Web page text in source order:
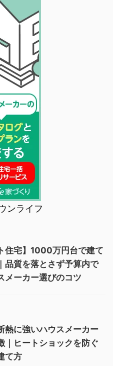
ンライフ
住宅】1000万円台で建て
品質を落とさず予算内で
メーカー選びのコツ
熱に強いハウスメーカー
｜ヒートショックを防ぐ
て方